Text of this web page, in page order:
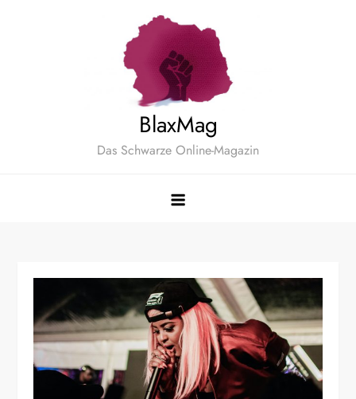
BlaxMag
Das Schwarze Online-Magazin